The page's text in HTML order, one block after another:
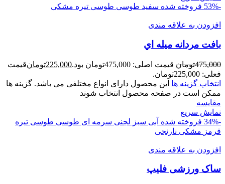
-53%
فروخته شده سفید طوسی طوسی تیره مشکی
افزودن به علاقه مندی
بافت مردانه ميله اي
475,000تومان قیمت اصلی: 475,000تومان بود. 225,000تومانقیمت
فعلی: 225,000تومان.
انتخاب گزینه ها این محصول دارای انواع مختلفی می باشد. گزینه ها
ممکن است در صفحه محصول انتخاب شوند
مقايسه
نمایش سریع
-34%
فروخته شده آبی سبز لجنی سرمه ای طوسی طوسی تیره
قرمز مشکی نارنجی
افزودن به علاقه مندی
ساک ورزشی فلیپ